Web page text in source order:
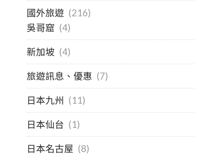
國外旅遊 (216)
吳哥窟 (4)
新加坡 (4)
旅遊訊息、優惠 (7)
日本九州 (11)
日本仙台 (1)
日本名古屋 (8)